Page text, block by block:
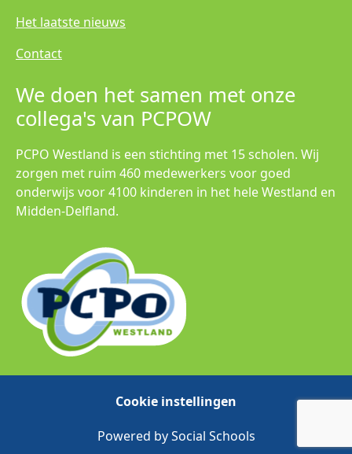
Het laatste nieuws
Contact
We doen het samen met onze
collega's van PCPOW
PCPO Westland is een stichting met 15 scholen. Wij
zorgen met ruim 460 medewerkers voor goed
onderwijs voor 4100 kinderen in het hele Westland en
Midden-Delfland.
Cookie instellingen
Powered bySocial Schools